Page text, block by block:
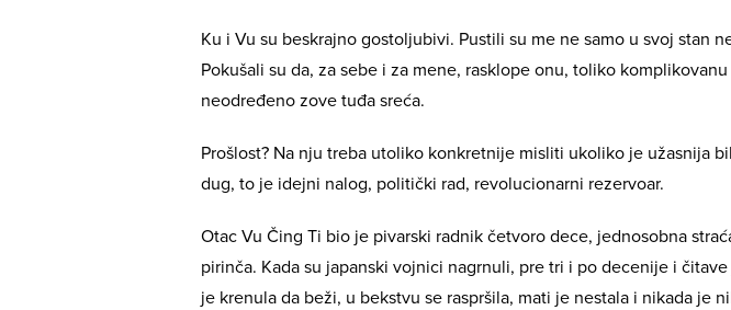
Ku i Vu su beskrajno gostoljubivi. Pustili su me ne samo u svoj stan
Pokušali su da, za sebe i za mene, rasklope onu, toliko
neodređeno zove tuđa sreća.
Prošlost? Na nju treba utoliko konkretnije misliti ukoliko je užasnija
dug, to je idejni nalog, politički rad, revolucionarni rezervoar.
Otac Vu Čing Ti bio je pivarski radnik četvoro dece, jednosobna
pirinča. Kada su japanski vojnici nagrnuli, pre tri i po decenije i
je krenula da beži, u bekstvu se raspršila, mati je nestala i nikada je